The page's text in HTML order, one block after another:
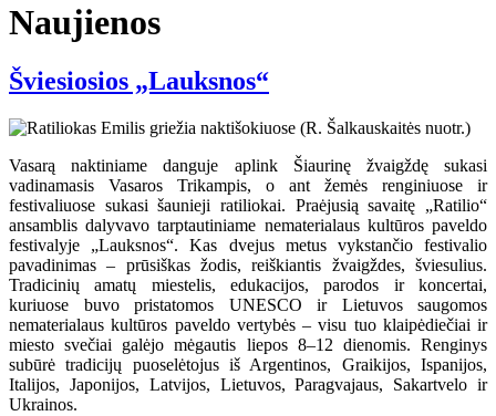
Naujienos
Šviesiosios „Lauksnos“
Vasarą naktiniame danguje aplink Šiaurinę žvaigždę sukasi
vadinamasis Vasaros Trikampis, o ant žemės renginiuose ir
festivaliuose sukasi šaunieji ratiliokai. Praėjusią savaitę „Ratilio“
ansamblis dalyvavo tarptautiniame nematerialaus kultūros paveldo
festivalyje „Lauksnos“. Kas dvejus metus vykstančio festivalio
pavadinimas – prūsiškas žodis, reiškiantis žvaigždes, šviesulius.
Tradicinių amatų miestelis, edukacijos, parodos ir koncertai,
kuriuose buvo pristatomos UNESCO ir Lietuvos saugomos
nematerialaus kultūros paveldo vertybės – visu tuo klaipėdiečiai ir
miesto svečiai galėjo mėgautis liepos 8–12 dienomis. Renginys
subūrė tradicijų puoselėtojus iš Argentinos, Graikijos, Ispanijos,
Italijos, Japonijos, Latvijos, Lietuvos, Paragvajaus, Sakartvelo ir
Ukrainos.